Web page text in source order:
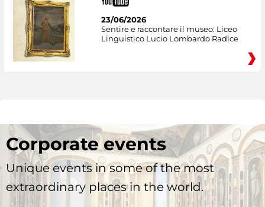
23/06/2026
Sentire e raccontare il museo: Liceo
Linguistico Lucio Lombardo Radice
Corporate events
Unique events in some of the most
extraordinary places in the world.